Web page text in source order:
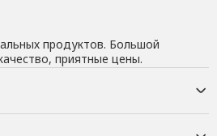
продуктов. Большой
приятные цены.